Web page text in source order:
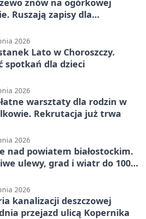
Ruszają zapisy dla
2026
Lato w Choroszczy.
spotkań dla dzieci
2026
warsztaty dla rodzin w
Rekrutacja już trwa
2026
nad powiatem białostockim.
ulewy, grad i wiatr do 100
2026
kanalizacji deszczowej
przejazd ulicą Kopernika